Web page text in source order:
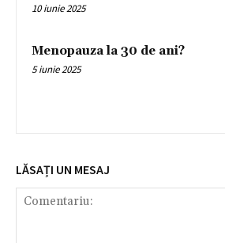
10 iunie 2025
Menopauza la 30 de ani?
5 iunie 2025
LĂSAȚI UN MESAJ